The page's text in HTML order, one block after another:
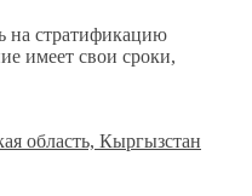
на стратификацию
имеет свои сроки,